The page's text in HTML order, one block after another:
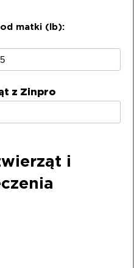
matki (lb):
z Zinpro
i